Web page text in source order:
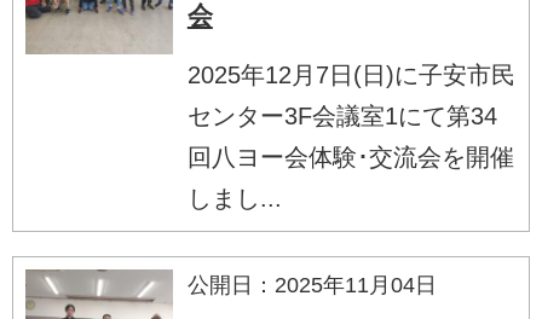
会
2025年12月7日(日)に子安市民
センター3F会議室1にて第34
回八ヨー会体験･交流会を開催
しまし...
公開日：2025年11月04日